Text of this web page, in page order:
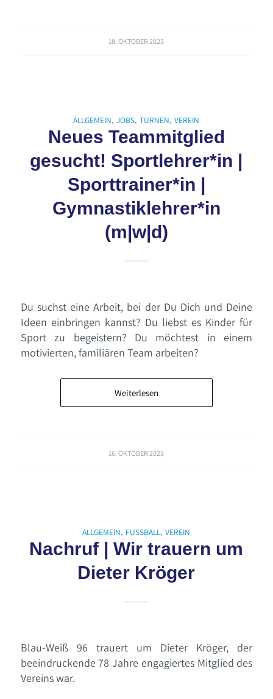
18. OKTOBER 2023
ALLGEMEIN,JOBS,TURNEN,VEREIN
Neues Teammitglied
gesucht! Sportlehrer*in |
Sporttrainer*in |
Gymnastiklehrer*in
(m|w|d)
Du suchst eine Arbeit, bei der Du Dich und Deine
Ideen einbringen kannst? Du liebst es Kinder für
Sport zu begeistern? Du möchtest in einem
motivierten, familiären Team arbeiten?
Weiterlesen
16. OKTOBER 2023
ALLGEMEIN, FUSSBALL ,VEREIN
Nachruf | Wir trauern um
Dieter Kröger
Blau-Weiß 96 trauert um Dieter Kröger, der
beeindruckende 78 Jahre engagiertes Mitglied des
Vereins war.